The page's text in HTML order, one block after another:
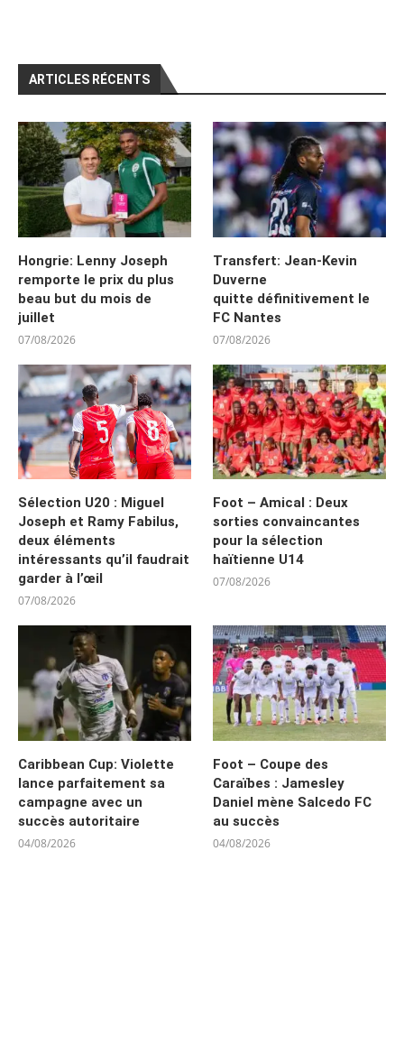
ARTICLES RÉCENTS
Hongrie: Lenny Joseph
remporte le prix du plus
beau but du mois de
juillet
07/08/2026
Transfert: Jean-Kevin
Duverne
quitte définitivement le
FC Nantes
07/08/2026
Sélection U20 : Miguel
Joseph et Ramy Fabilus,
deux éléments
intéressants qu’il faudrait
garder à l’œil
07/08/2026
Foot – Amical : Deux
sorties convaincantes
pour la sélection
haïtienne U14
07/08/2026
Caribbean Cup: Violette
lance parfaitement sa
campagne avec un
succès autoritaire
04/08/2026
Foot – Coupe des
Caraïbes : Jamesley
Daniel mène Salcedo FC
au succès
04/08/2026